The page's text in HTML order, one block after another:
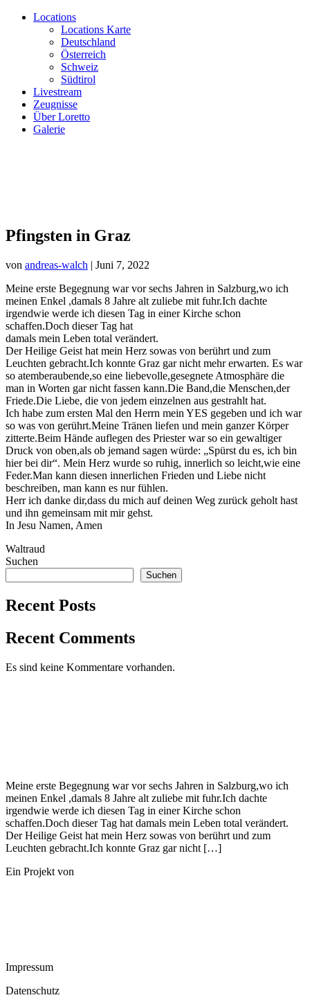
Locations
Locations Karte
Deutschland
Österreich
Schweiz
Südtirol
Livestream
Zeugnisse
Über Loretto
Galerie
Pfingsten in Graz
von andreas-walch | Juni 7, 2022
Meine erste Begegnung war vor sechs Jahren in Salzburg,wo ich
meinen Enkel ,damals 8 Jahre alt zuliebe mit fuhr.Ich dachte
irgendwie werde ich diesen Tag in einer Kirche schon
schaffen.Doch dieser Tag hat
damals mein Leben total verändert.
Der Heilige Geist hat mein Herz sowas von berührt und zum
Leuchten gebracht.Ich konnte Graz gar nicht mehr erwarten. Es war
so atemberaubende,so eine liebevolle,gesegnete Atmosphäre die
man in Worten gar nicht fassen kann.Die Band,die Menschen,der
Friede.Die Liebe, die von jedem einzelnen aus gestrahlt hat.
Ich habe zum ersten Mal den Herrn mein YES gegeben und ich war
so was von gerührt.Meine Tränen liefen und mein ganzer Körper
zitterte.Beim Hände auflegen des Priester war so ein gewaltiger
Druck von oben,als ob jemand sagen würde: „Spürst du es, ich bin
hier bei dir“. Mein Herz wurde so ruhig, innerlich so leicht,wie eine
Feder.Man kann diesen innerlichen Frieden und Liebe nicht
beschreiben, man kann es nur fühlen.
Herr ich danke dir,dass du mich auf deinen Weg zurück geholt hast
und ihn gemeinsam mit mir gehst.
In Jesu Namen, Amen
Waltraud
Suchen
Suchen
Recent Posts
Recent Comments
Es sind keine Kommentare vorhanden.
Meine erste Begegnung war vor sechs Jahren in Salzburg,wo ich
meinen Enkel ,damals 8 Jahre alt zuliebe mit fuhr.Ich dachte
irgendwie werde ich diesen Tag in einer Kirche schon
schaffen.Doch dieser Tag hat damals mein Leben total verändert.
Der Heilige Geist hat mein Herz sowas von berührt und zum
Leuchten gebracht.Ich konnte Graz gar nicht […]
Ein Projekt von
Impressum
Datenschutz